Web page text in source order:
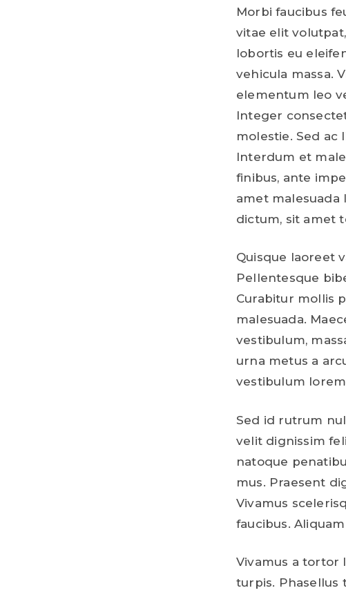
Morbi faucibus
vitae elit
lobortis eu
vehicula massa.
elementum leo
Integer
molestie. Sed ac
Interdum et
finibus, ante
amet malesuada
dictum, sit amet
Quisque laoreet
Pellentesque
Curabitur mollis
malesuada.
vestibulum,
urna metus a
vestibulum
Sed id rutrum
velit dignissim
natoque
mus. Praesent
Vivamus
faucibus.
Vivamus a tortor
turpis.